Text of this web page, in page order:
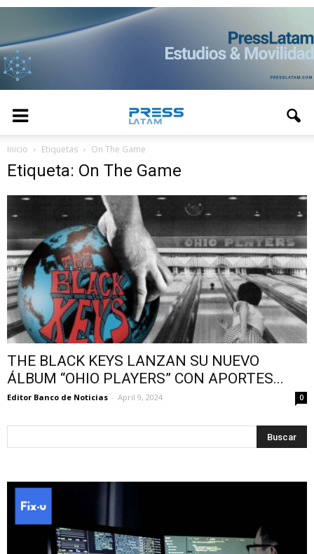
Inicio Etiquetas On The Game
Etiqueta: On The Game
THE BLACK KEYS LANZAN SU NUEVO
ÁLBUM “OHIO PLAYERS” CON APORTES...
Editor Banco de Noticias - April 9, 2024 0